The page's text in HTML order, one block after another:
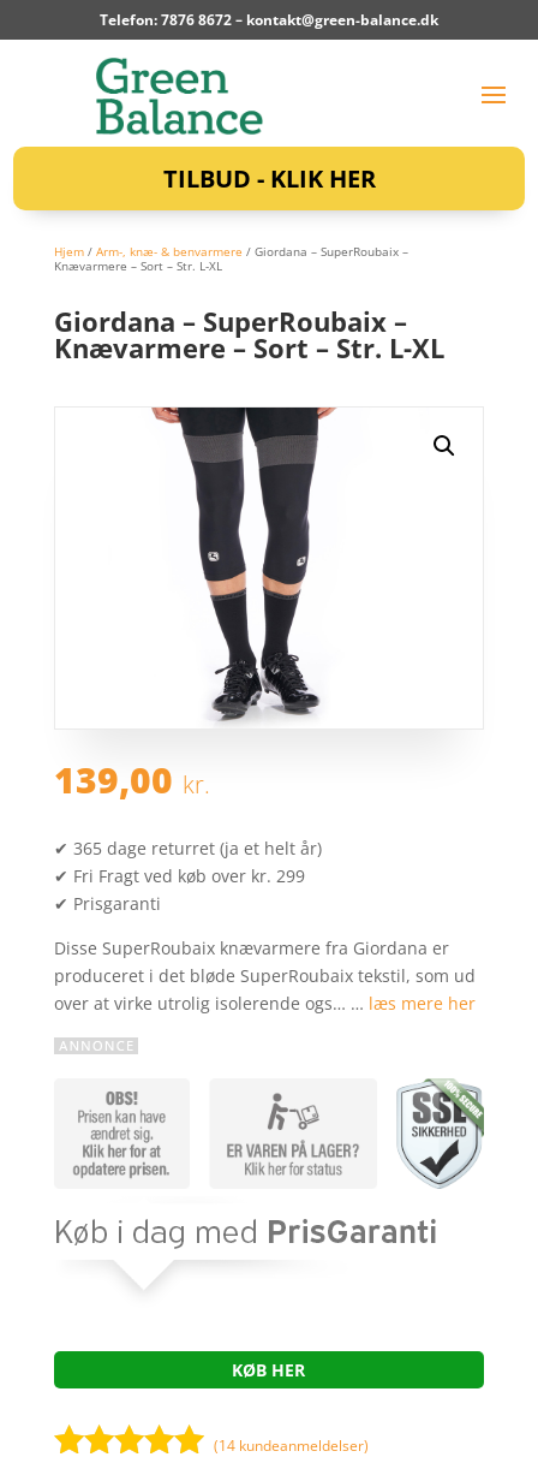
Telefon: 7876 8672 – kontakt@green-balance.dk
TILBUD - KLIK HER
Hjem/ Arm-, knæ- & benvarmere / Giordana – SuperRoubaix –
Knævarmere – Sort – Str. L-XL
Giordana – SuperRoubaix –
Knævarmere – Sort – Str. L-XL
139,00 kr.
✔ 365 dage returret (ja et helt år)
✔ Fri Fragt ved køb over kr. 299
✔ Prisgaranti
Disse SuperRoubaix knævarmere fra Giordana er
produceret i det bløde SuperRoubaix tekstil, som ud
over at virke utrolig isolerende ogs… … læs mere her
KØB HER
(14 kundeanmeldelser)